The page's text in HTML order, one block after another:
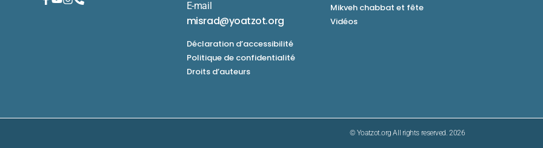
E-mail
misrad@yoatzot.org
Déclaration d’accessibilité
Politique de confidentialité
Droits d’auteurs
Mikveh chabbat et fête
Vidéos
© Yoatzot.org All rights reserved. 2026